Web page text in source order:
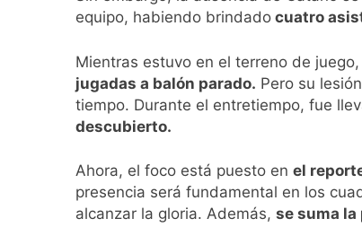
equipo, habiendo brindado cuatro
Mientras estuvo en el terreno de juego,
jugadas a balón parado. Pero su
tiempo. Durante el entretiempo, fue
descubierto.
Ahora, el foco está puesto en el
presencia será fundamental en los
alcanzar la gloria. Además, se suma